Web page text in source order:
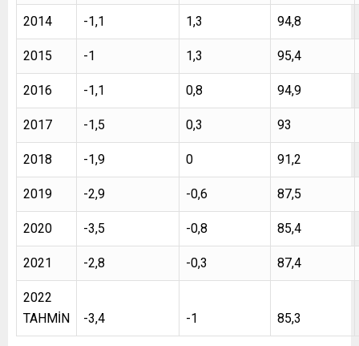
2014 -1,1 1,3 94,8
2015 -1 1,3 95,4
2016 -1,1 0,8 94,9
2017 -1,5 0,3 93
2018 -1,9 0 91,2
2019 -2,9 -0,6 87,5
2020 -3,5 -0,8 85,4
2021 -2,8 -0,3 87,4
2022
TAHMİN
-3,4 -1 85,3